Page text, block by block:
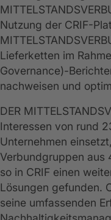
Nutzung der CRIF-
Lieferketten im
Governance)-
nachweisen und
DER
Interessen von rund
Unternehmen
Verbundgruppen aus
so in CRIF einen
Lösungen gefunden.
seine umfassenden